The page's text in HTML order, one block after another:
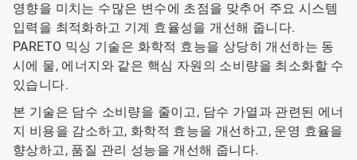
영향을 미치는 수많은 변수에 초점을 맞추어 주요 시스템
입력을 최적화하고 기계 효율성을 개선해 줍니다.
PARETO 믹싱 기술은 화학적 효능을 상당히 개선하는 동
시에 물, 에너지와 같은 핵심 자원의 소비량을 최소화할 수
있습니다.
본 기술은 담수 소비량을 줄이고, 담수 가열과 관련된 에너
지 비용을 감소하고, 화학적 효능을 개선하고, 운영 효율을
향상하고, 품질 관리 성능을 개선해 줍니다.